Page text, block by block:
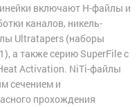
включают H-файлы и
каналов, никель-
Ultratapers (наборы
а также серию SuperFile с
Activation. NiTi-файлы
сечением и
прохождения